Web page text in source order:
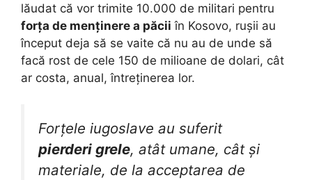
lăudat că vor trimite 10.000 de militari pentru
forța de menținere a păcii în Kosovo, rușii au
început deja să se vaite că nu au de unde să
facă rost de cele 150 de milioane de dolari, cât
ar costa, anual, întreținerea lor.
Forțele iugoslave au suferit
pierderi grele, atât umane, cât și
materiale, de la acceptarea de